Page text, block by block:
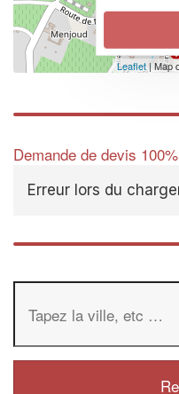
Leaflet | Map
Demande de devis
Erreur lors du